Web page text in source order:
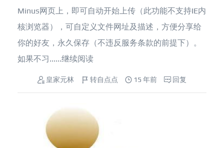
Minus网页上，即可自动开始上传（此功能不支持IE内
核浏览器），可自定义文件网址及描述，方便分享给
你的好友，永久保存（不违反服务条款的前提下）。
如果不习......继续阅读
皇家元林 转自点点 15 年前 回复